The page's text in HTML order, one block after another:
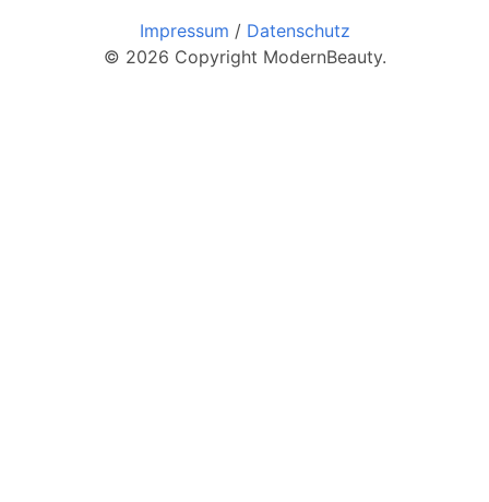
Impressum / Datenschutz
© 2026 Copyright ModernBeauty.